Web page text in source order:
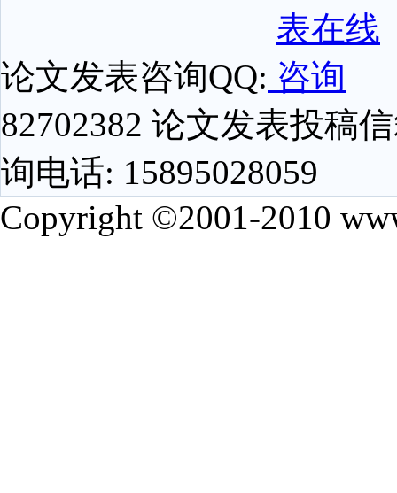
论文发表咨询QQ:
82702382 论文发表投稿
询电话: 15895028059
Copyright ©2001-2010